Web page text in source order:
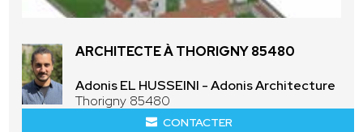
ARCHITECTE À THORIGNY 85480
Adonis EL HUSSEINI - Adonis Architecture
Thorigny 85480
CONTACTER